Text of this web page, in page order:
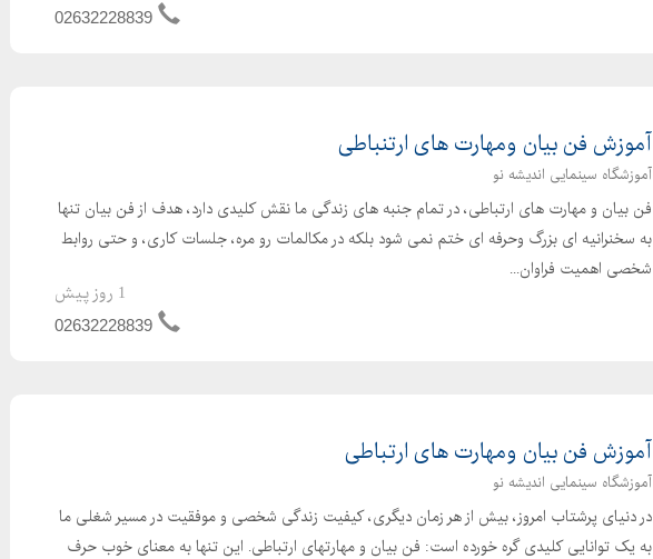
02632228839
آموزش فن بیان ومهارت های ارتنباطی
آموزشگاه سینمایی اندیشه نو
فن بیان و مهارت های ارتباطی، در تمام جنبه های زندگی ما نقش کلیدی دارد، هدف از فن بیان تنها
به سخنرانیه ای بزرگ وحرفه ای ختم نمی شود بلکه در مکالمات رو مره، جلسات کاری، و حتی روابط
شخصی اهمیت فراوان...
1 روز پیش
02632228839
آموزش فن بیان ومهارت های ارتباطی
آموزشگاه سینمایی اندیشه نو
در دنیای پرشتاب امروز، بیش از هر زمان دیگری، کیفیت زندگی شخصی و موفقیت در مسیر شغلی ما
به یک توانایی کلیدی گره خورده است: فن بیان و مهارتهای ارتباطی. این تنها به معنای خوب حرف